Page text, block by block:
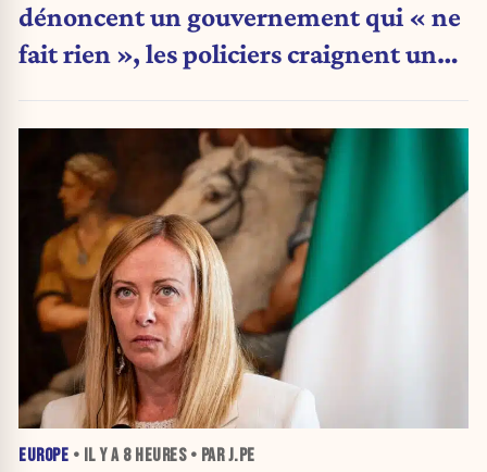
dénoncent un gouvernement qui « ne
fait rien », les policiers craignent une
EUROPE • IL Y A 8 HEURES• PAR J.PE